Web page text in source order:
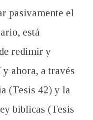
pasivamente el
está
redimir y
ahora, a través
(Tesis 42) y la
bíblicas (Tesis